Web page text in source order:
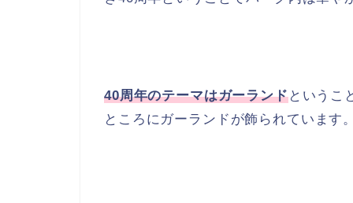
40周年のテーマはガーランドというこ
ところにガーランドが飾られています。